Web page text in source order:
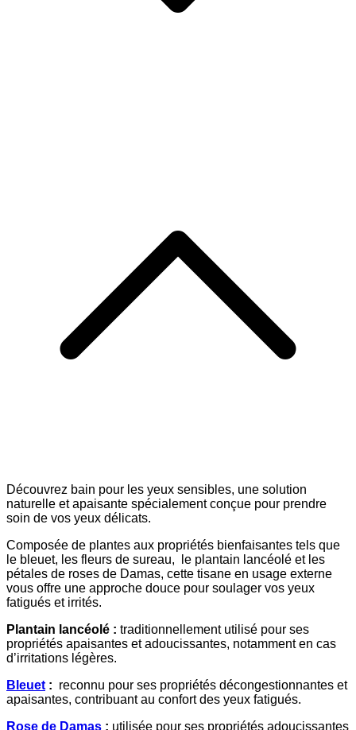
Découvrez bain pour les yeux sensibles, une solution
naturelle et apaisante spécialement conçue pour prendre
soin de vos yeux délicats.
Composée de plantes aux propriétés bienfaisantes tels que
le bleuet, les fleurs de sureau, le plantain lancéolé et les
pétales de roses de Damas, cette tisane en usage externe
vous offre une approche douce pour soulager vos yeux
fatigués et irrités.
Plantain lancéolé : traditionnellement utilisé pour ses
propriétés apaisantes et adoucissantes, notamment en cas
d’irritations légères.
Bleuet : reconnu pour ses propriétés décongestionnantes et
apaisantes, contribuant au confort des yeux fatigués.
Rose de Damas : utilisée pour ses propriétés adoucissantes